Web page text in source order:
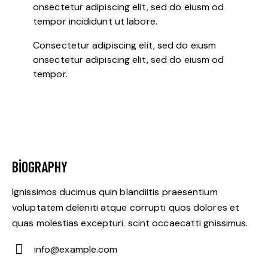
onsectetur adipiscing elit, sed do eiusm od
tempor incididunt ut labore.
Consectetur adipiscing elit, sed do eiusm
onsectetur adipiscing elit, sed do eiusm od
tempor.
BIOGRAPHY
Ignissimos ducimus quin blandiitis praesentium
voluptatem deleniti atque corrupti quos dolores et
quas molestias excepturi. scint occaecatti gnissimus.
info@example.com